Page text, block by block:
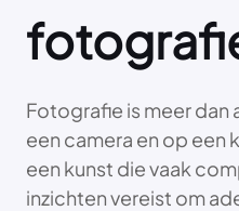
Fotografie is meer dan
een camera en op een
een kunst die vaak
inzichten vereist om